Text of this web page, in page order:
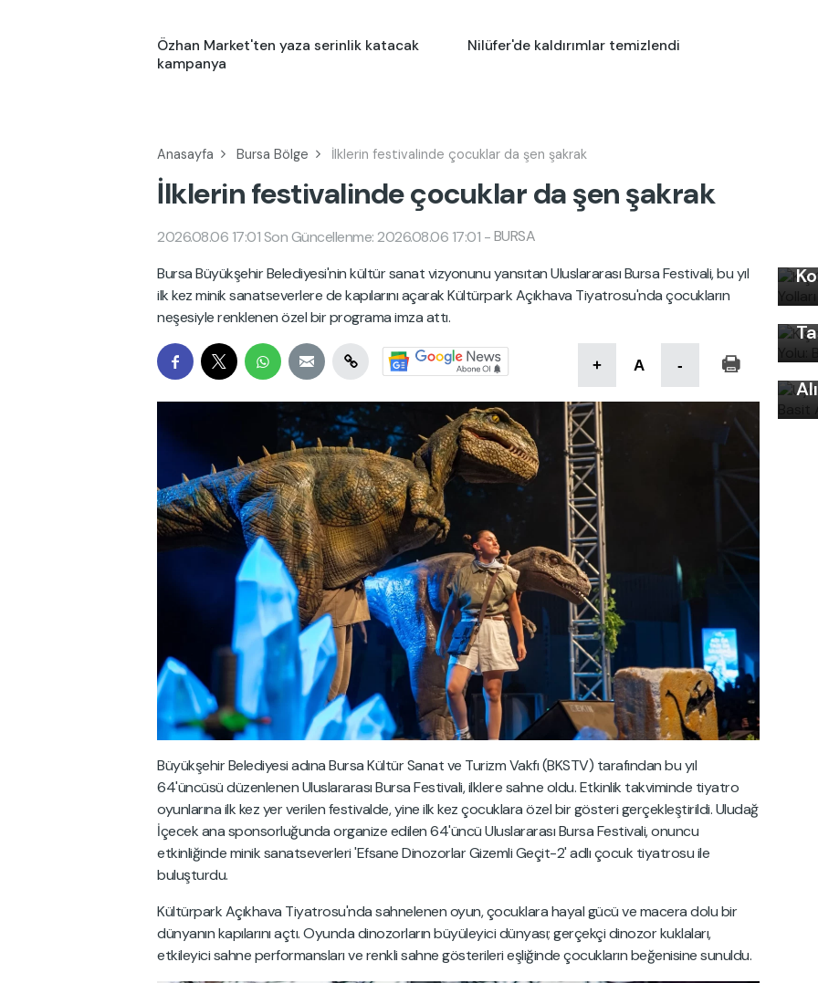
Özhan Market'ten yaza serinlik katacak
kampanya
Nilüfer'de kaldırımlar temizlendi
Anasayfa Bursa Bölge İlklerin festivalinde çocuklar da şen şakrak
İlklerin festivalinde çocuklar da şen şakrak
2026.08.06 17:01 Son Güncellenme: 2026.08.06 17:01 -BURSA
Bursa Büyükşehir Belediyesi'nin kültür sanat vizyonunu yansıtan Uluslararası Bursa Festivali, bu yıl
ilk kez minik sanatseverlere de kapılarını açarak Kültürpark Açıkhava Tiyatrosu'nda çocukların
neşesiyle renklenen özel bir programa imza attı.
+ A -
Büyükşehir Belediyesi adına Bursa Kültür Sanat ve Turizm Vakfı (BKSTV) tarafından bu yıl
64'üncüsü düzenlenen Uluslararası Bursa Festivali, ilklere sahne oldu. Etkinlik takviminde tiyatro
oyunlarına ilk kez yer verilen festivalde, yine ilk kez çocuklara özel bir gösteri gerçekleştirildi. Uludağ
İçecek ana sponsorluğunda organize edilen 64'üncü Uluslararası Bursa Festivali, onuncu
etkinliğinde minik sanatseverleri 'Efsane Dinozorlar Gizemli Geçit-2' adlı çocuk tiyatrosu ile
buluşturdu.
Kültürpark Açıkhava Tiyatrosu'nda sahnelenen oyun, çocuklara hayal gücü ve macera dolu bir
dünyanın kapılarını açtı. Oyunda dinozorların büyüleyici dünyası; gerçekçi dinozor kuklaları,
etkileyici sahne performansları ve renkli sahne gösterileri eşliğinde çocukların beğenisine sunuldu.